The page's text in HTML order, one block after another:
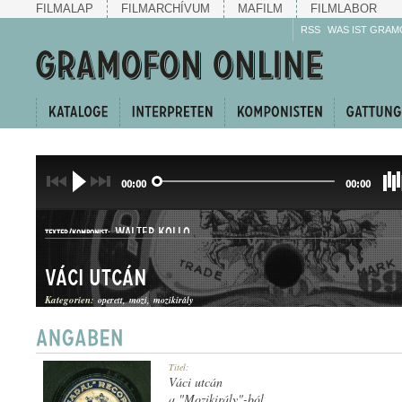
FILMALAP FILMARCHÍVUM MAFILM FILMLABOR
RSS WAS IST
00:00 00:00
TEXTER/KOMPONIST: WALTER KOLLO
OPERETTINDULÓ
Váci utcán
Kategorien: operett mozi mozikirály
Titel:
Váci utcán